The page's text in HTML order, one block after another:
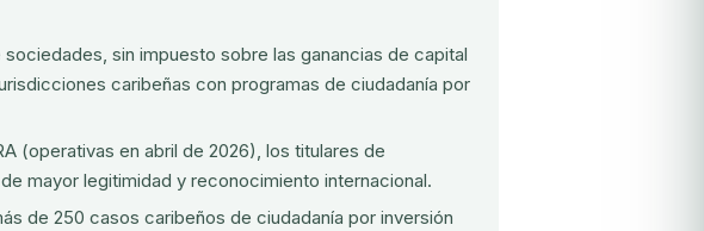
sin impuesto sobre las ganancias de capital
caribeñas con programas de ciudadanía por
(operativas en abril de 2026), los titulares de
mayor legitimidad y reconocimiento internacional.
de 250 casos caribeños de ciudadanía por inversión